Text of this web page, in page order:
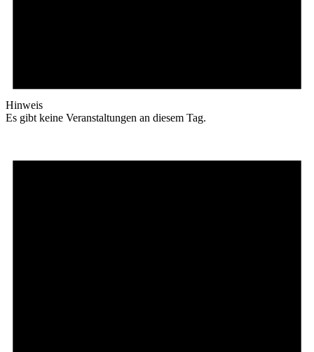
Hinweis
Es gibt keine Veranstaltungen an diesem Tag.